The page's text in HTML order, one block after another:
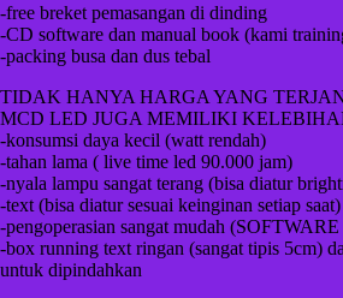
-free breket pemasangan di dinding
-CD software dan manual book (kami
-packing busa dan dus tebal
TIDAK HANYA HARGA YANG
MCD LED JUGA MEMILIKI
-konsumsi daya kecil (watt rendah)
-tahan lama ( live time led 90.000 jam)
-nyala lampu sangat terang (bisa diatur
-text (bisa diatur sesuai keinginan setiap saat)
-pengoperasian sangat mudah
-box running text ringan (sangat tipis 5cm)
untuk dipindahkan